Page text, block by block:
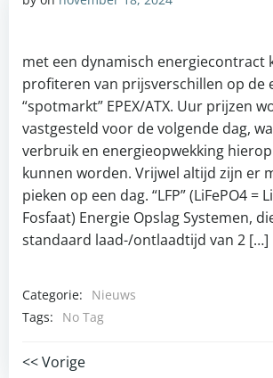
met een dynamisch energiecontract
profiteren van prijsverschillen op de
“spotmarkt” EPEX/ATX. Uur prijzen
vastgesteld voor de volgende dag,
verbruik en energieopwekking
kunnen worden. Vrijwel altijd zijn er
pieken op een dag. “LFP” (LiFePO4 =
Fosfaat) Energie Opslag Systemen,
standaard laad-/ontlaadtijd van 2 […]
Categorie:
Nieuws
Tags:
No Tag
<< Vorige